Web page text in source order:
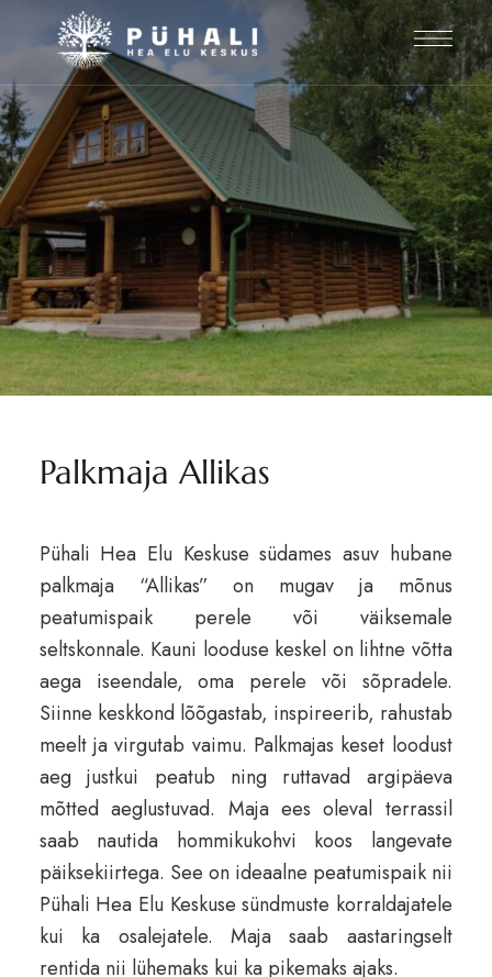
Palkmaja Allikas
Pühali Hea Elu Keskuse südames asuv hubane
palkmaja “Allikas” on mugav ja mõnus
peatumispaik perele või väiksemale
seltskonnale. Kauni looduse keskel on lihtne võtta
aega iseendale, oma perele või sõpradele.
Siinne keskkond lõõgastab, inspireerib, rahustab
meelt ja virgutab vaimu. Palkmajas keset loodust
aeg justkui peatub ning ruttavad argipäeva
mõtted aeglustuvad. Maja ees oleval terrassil
saab nautida hommikukohvi koos langevate
päiksekiirtega. See on ideaalne peatumispaik nii
Pühali Hea Elu Keskuse sündmuste korraldajatele
kui ka osalejatele. Maja saab aastaringselt
rentida nii lühemaks kui ka pikemaks ajaks.